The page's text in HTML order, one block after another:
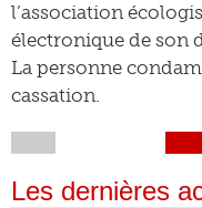
l’association
électronique de son
La personne
cassation.
Les dernières